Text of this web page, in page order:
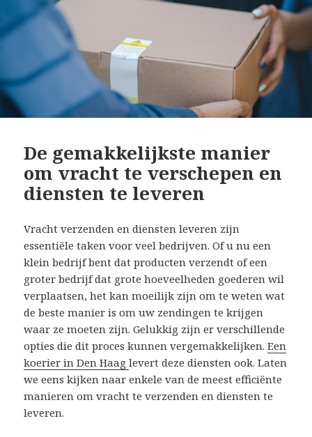
De gemakkelijkste manier
om vracht te verschepen en
diensten te leveren
Vracht verzenden en diensten leveren zijn
essentiële taken voor veel bedrijven. Of u nu een
klein bedrijf bent dat producten verzendt of een
groter bedrijf dat grote hoeveelheden goederen wil
verplaatsen, het kan moeilijk zijn om te weten wat
de beste manier is om uw zendingen te krijgen
waar ze moeten zijn. Gelukkig zijn er verschillende
opties die dit proces kunnen vergemakkelijken.Een
koerier in Den Haaglevert deze diensten ook. Laten
we eens kijken naar enkele van de meest efficiënte
manieren om vracht te verzenden en diensten te
leveren.